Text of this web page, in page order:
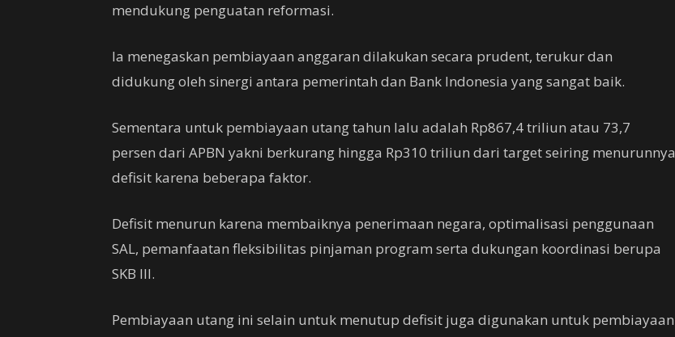
mendukung penguatan reformasi.
Ia menegaskan pembiayaan anggaran dilakukan secara prudent, terukur dan
didukung oleh sinergi antara pemerintah dan Bank Indonesia yang sangat baik.
Sementara untuk pembiayaan utang tahun lalu adalah Rp867,4 triliun atau 73,7
persen dari APBN yakni berkurang hingga Rp310 triliun dari target seiring menurunnya
defisit karena beberapa faktor.
Defisit menurun karena membaiknya penerimaan negara, optimalisasi penggunaan
SAL, pemanfaatan fleksibilitas pinjaman program serta dukungan koordinasi berupa
SKB III.
Pembiayaan utang ini selain untuk menutup defisit juga digunakan untuk pembiayaan